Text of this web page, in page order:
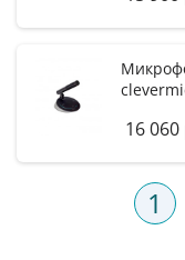
16 060
1